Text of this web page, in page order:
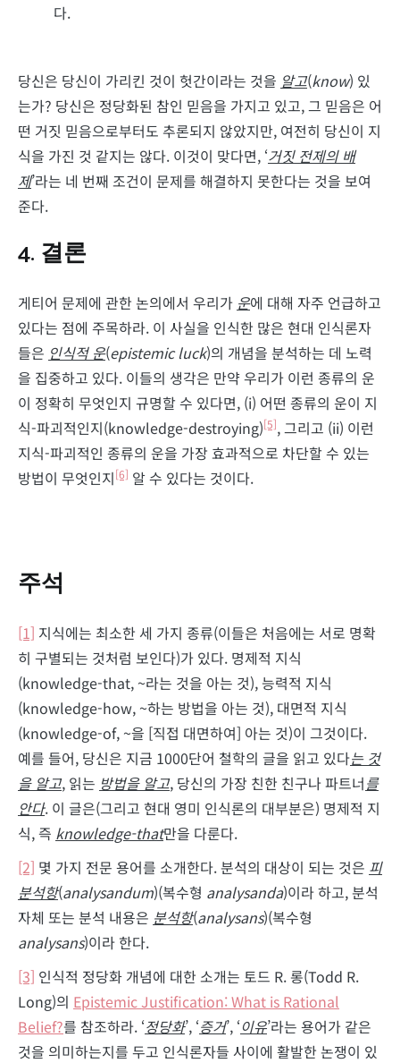
다.
당신은 당신이 가리킨 것이 헛간이라는 것을 알고(know) 있
는가? 당신은 정당화된 참인 믿음을 가지고 있고, 그 믿음은 어
떤 거짓 믿음으로부터도 추론되지 않았지만, 여전히 당신이 지
식을 가진 것 같지는 않다. 이것이 맞다면, ‘거짓 전제의 배
제’라는 네 번째 조건이 문제를 해결하지 못한다는 것을 보여
준다.
4. 결론
게티어 문제에 관한 논의에서 우리가 운에 대해 자주 언급하고
있다는 점에 주목하라. 이 사실을 인식한 많은 현대 인식론자
들은 인식적 운(epistemic luck)의 개념을 분석하는 데 노력
을 집중하고 있다. 이들의 생각은 만약 우리가 이런 종류의 운
이 정확히 무엇인지 규명할 수 있다면, (i) 어떤 종류의 운이 지
식-파괴적인지(knowledge-destroying)[5], 그리고 (ii) 이런
지식-파괴적인 종류의 운을 가장 효과적으로 차단할 수 있는
방법이 무엇인지[6] 알 수 있다는 것이다.
주석
[1] 지식에는 최소한 세 가지 종류(이들은 처음에는 서로 명확
히 구별되는 것처럼 보인다)가 있다. 명제적 지식
(knowledge-that, ~라는 것을 아는 것), 능력적 지식
(knowledge-how, ~하는 방법을 아는 것), 대면적 지식
(knowledge-of, ~을 [직접 대면하여] 아는 것)이 그것이다.
예를 들어, 당신은 지금 1000단어 철학의 글을 읽고 있다는 것
을 알고, 읽는 방법을 알고, 당신의 가장 친한 친구나 파트너를
안다. 이 글은(그리고 현대 영미 인식론의 대부분은) 명제적 지
식, 즉 knowledge-that만을 다룬다.
[2] 몇 가지 전문 용어를 소개한다. 분석의 대상이 되는 것은 피
분석항(analysandum)(복수형 analysanda)이라 하고, 분석
자체 또는 분석 내용은 분석항(analysans)(복수형
analysans)이라 한다.
[3] 인식적 정당화 개념에 대한 소개는 토드 R. 롱(Todd R.
Long)의 Epistemic Justification: What is Rational
Belief?를 참조하라. ‘정당화’, ‘증거’, ‘이유’라는 용어가 같은
것을 의미하는지를 두고 인식론자들 사이에 활발한 논쟁이 있